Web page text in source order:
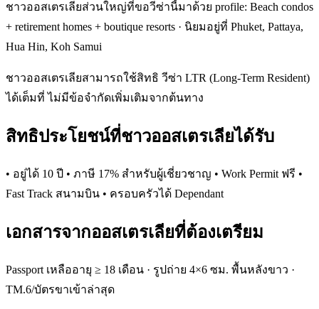
ชาวออสเตรเลียส่วนใหญ่ที่ขอวีซ่านี้มาด้วย profile: Beach condos
+ retirement homes + boutique resorts · นิยมอยู่ที่ Phuket, Pattaya,
Hua Hin, Koh Samui
ชาวออสเตรเลียสามารถใช้สิทธิ วีซ่า LTR (Long-Term Resident)
ได้เต็มที่ ไม่มีข้อจำกัดเพิ่มเติมจากต้นทาง
สิทธิประโยชน์ที่ชาวออสเตรเลียได้รับ
• อยู่ได้ 10 ปี • ภาษี 17% สำหรับผู้เชี่ยวชาญ • Work Permit ฟรี •
Fast Track สนามบิน • ครอบครัวได้ Dependant
เอกสารจากออสเตรเลียที่ต้องเตรียม
Passport เหลืออายุ ≥ 18 เดือน · รูปถ่าย 4×6 ซม. พื้นหลังขาว ·
TM.6/บัตรขาเข้าล่าสุด